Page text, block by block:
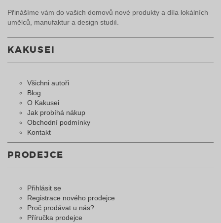
Přinášíme vám do vašich domovů nové produkty a díla lokálních
umělců, manufaktur a design studií.
KAKUSEI
Všichni autoři
Blog
O Kakusei
Jak probíhá nákup
Obchodní podmínky
Kontakt
PRODEJCE
Přihlásit se
Registrace nového prodejce
Proč prodávat u nás?
Příručka prodejce